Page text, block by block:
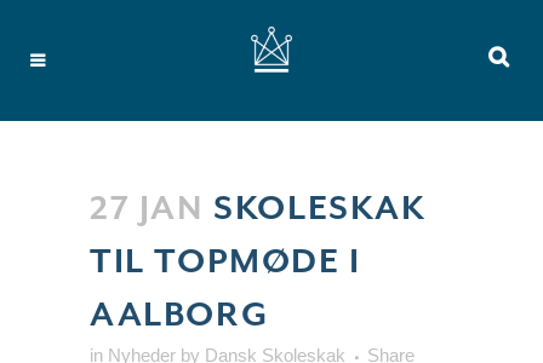
27 JAN SKOLESKAK
TIL TOPMØDE I
AALBORG
in Nyheder by Dansk Skoleskak Share